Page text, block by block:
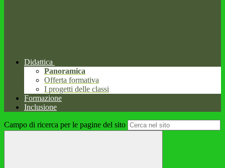
Didattica
Panoramica
Offerta formativa
I progetti delle classi
Formazione
Inclusione
Campo di ricerca per le pagine del sito